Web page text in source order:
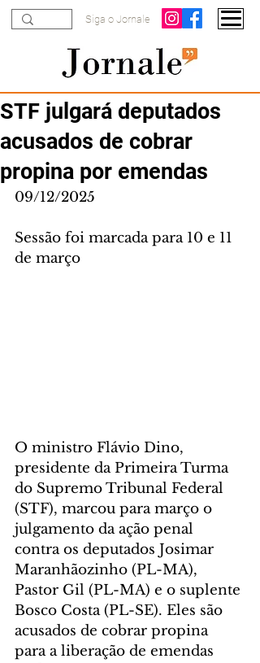
Siga o Jornale
STF julgará deputados
acusados de cobrar
propina por emendas
09/12/2025
Sessão foi marcada para 10 e 11
de março
O ministro Flávio Dino,
presidente da Primeira Turma
do Supremo Tribunal Federal
(STF), marcou para março o
julgamento da ação penal
contra os deputados Josimar
Maranhãozinho (PL-MA),
Pastor Gil (PL-MA) e o suplente
Bosco Costa (PL-SE). Eles são
acusados de cobrar propina
para a liberação de emendas